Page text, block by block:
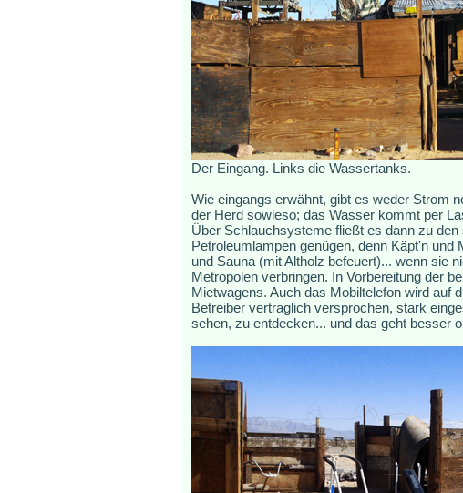
Der Eingang. Links die Wassertanks.
Wie eingangs erwähnt, gibt es weder Strom
der Herd sowieso; das Wasser kommt per
Über Schlauchsysteme fließt es dann zu
Petroleumlampen genügen, denn Käpt'n
und Sauna (mit Altholz befeuert)... wenn sie
Metropolen verbringen. In Vorbereitung der
Mietwagens. Auch das Mobiltelefon wird auf
Betreiber vertraglich versprochen, stark
sehen, zu entdecken... und das geht besser